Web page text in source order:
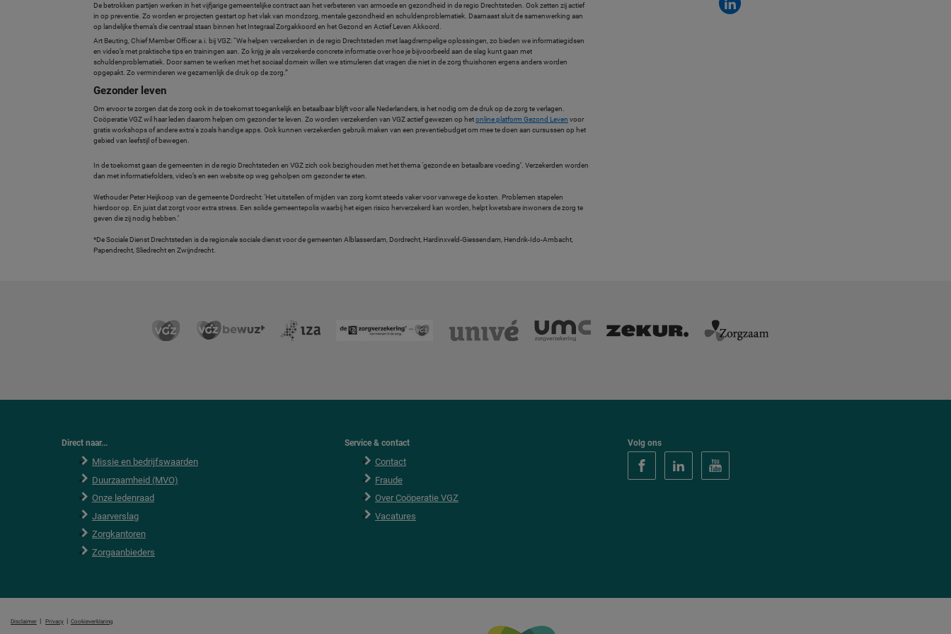
De betrokken partijen werken in het vijfjarige gemeentelijke contract aan het verbeteren van armoede en gezondheid in de regio Drechtsteden. Ook zetten zij actief
in op preventie. Zo worden er projecten gestart op het vlak van mondzorg, mentale gezondheid en schuldenproblematiek. Daarnaast sluit de samenwerking aan
op landelijke thema’s die centraal staan binnen het Integraal Zorgakkoord en het Gezond en Actief Leven Akkoord.
Art Beuting, Chief Member Officer a.i. bij VGZ: “We helpen verzekerden in de regio Drechtsteden met laagdrempelige oplossingen, zo bieden we informatiegidsen
en video’s met praktische tips en trainingen aan. Zo krijg je als verzekerde concrete informatie over hoe je bijvoorbeeld aan de slag kunt gaan met
schuldenproblematiek. Door samen te werken met het sociaal domein willen we stimuleren dat vragen die niet in de zorg thuishoren ergens anders worden
opgepakt. Zo verminderen we gezamenlijk de druk op de zorg.”
Gezonder leven
Om ervoor te zorgen dat de zorg ook in de toekomst toegankelijk en betaalbaar blijft voor alle Nederlanders, is het nodig om de druk op de zorg te verlagen.
Coöperatie VGZ wil haar leden daarom helpen om gezonder te leven. Zo worden verzekerden van VGZ actief gewezen op hetonline platform Gezond Leven voor
gratis workshops of andere extra's zoals handige apps. Ook kunnen verzekerden gebruik maken van een preventiebudget om mee te doen aan cursussen op het
gebied van leefstijl of bewegen.
In de toekomst gaan de gemeenten in de regio Drechtsteden en VGZ zich ook bezighouden met het thema ‘gezonde en betaalbare voeding’. Verzekerden worden
dan met informatiefolders, video’s en een website op weg geholpen om gezonder te eten.
Wethouder Peter Heijkoop van de gemeente Dordrecht: ‘Het uitstellen of mijden van zorg komt steeds vaker voor vanwege de kosten. Problemen stapelen
hierdoor op. En juist dat zorgt voor extra stress. Een solide gemeentepolis waarbij het eigen risico herverzekerd kan worden, helpt kwetsbare inwoners de zorg te
geven die zij nodig hebben.’
*De Sociale Dienst Drechtsteden is de regionale sociale dienst voor de gemeenten Alblasserdam, Dordrecht, Hardinxveld-Giessendam, Hendrik-Ido-Ambacht,
Papendrecht, Sliedrecht en Zwijndrecht.
Direct naar...
Missie en bedrijfswaarden
Duurzaamheid (MVO)
Onze ledenraad
Jaarverslag
Zorgkantoren
Zorgaanbieders
Service & contact
Contact
Fraude
Over Coöperatie VGZ
Vacatures
Volg ons
Disclaimer Privacy Cookieverklaring